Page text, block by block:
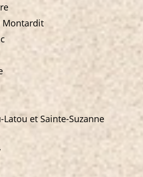
Montardit
et Sainte-Suzanne